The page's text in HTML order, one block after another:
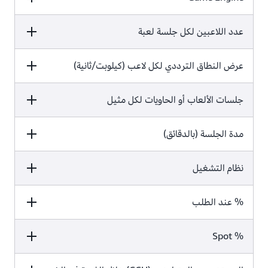
لعبة إطلاق النار 5
لعبة قتال 1 ضد 1 لعبة بطاقات 1 ضد 1
لغة C++ مخصصة Unreal 4
Unity
عدد اللاعبين لكل جلسة لعبة
لعبة إطلاق النار 5
لعبة قتال 1 ضد 1 لعبة بطاقات 1 ضد 1
10
2
2
عرض النطاق الترددي لكل لاعب (كيلوبت/ثانية)
لعبة إطلاق النار 5
لعبة قتال 1 ضد 1 لعبة بطاقات 1 ضد 1
20
5
2
جلسات الألعاب أو الحاويات لكل مثيل
لعبة إطلاق النار 5
لعبة بطاقات 1 ضد 1
8
24
24
مدة الجلسة (بالدقائق)
لعبة بطاقات 1 ضد 1
20
5
5
نظام التشغيل
لعبة بطاقات 1 ضد 1
Linux
Linux
Linux
% عند الطلب
لعبة بطاقات 1 ضد 1 % Spot